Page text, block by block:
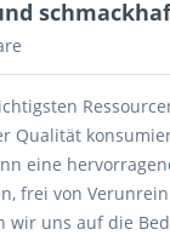
Qualität
eine
frei von
wir uns auf die